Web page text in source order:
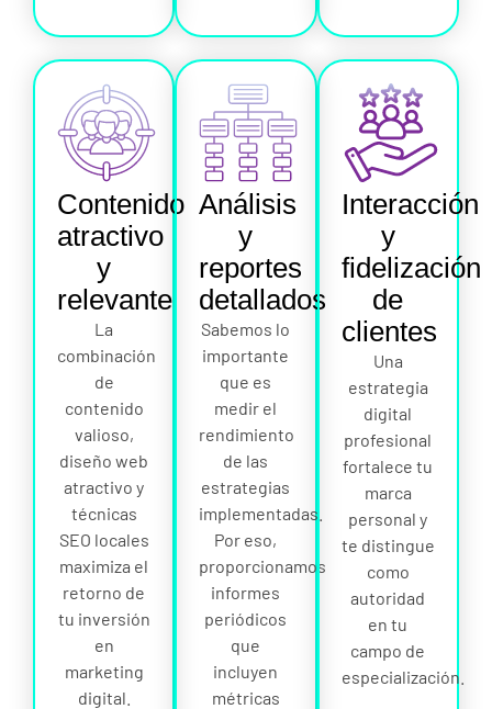
Contenido
atractivo
y
relevante
La
combinación
de
contenido
valioso,
diseño web
atractivo y
técnicas
SEO locales
maximiza el
retorno de
tu inversión
en
marketing
digital.
Análisis
y
reportes
detallados
Sabemos lo
importante
que es
medir el
rendimiento
de las
estrategias
implementadas.
Por eso,
proporcionamos
informes
periódicos
que
incluyen
métricas
Interacción
y
fidelización
de
clientes
Una
estrategia
digital
profesional
fortalece tu
marca
personal y
te distingue
como
autoridad
en tu
campo de
especialización.